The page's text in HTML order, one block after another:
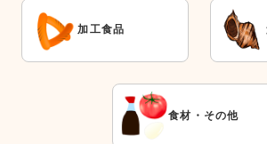
加工食品
食材・その他